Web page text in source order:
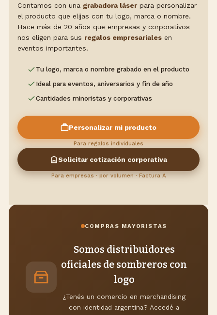
Contamos con una grabadora láserpara personalizar
el producto que elijas con tu logo, marca o nombre.
Hace más de 20 años que empresas y corporativos
nos eligen para sus regalos empresariales en
eventos importantes.
Tu logo, marca o nombre grabado en el producto
Ideal para eventos, aniversarios y fin de año
Cantidades minoristas y corporativas
Personalizar mi producto
Para regalos individuales
Solicitar cotización corporativa
Para empresas · por volumen · Factura A
COMPRAS MAYORISTAS
Somos distribuidores
oficiales de sombreros con
logo
¿Tenés un comercio en merchandising
con identidad argentina? Accedé a